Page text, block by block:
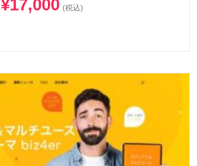
¥17,000 (税込)